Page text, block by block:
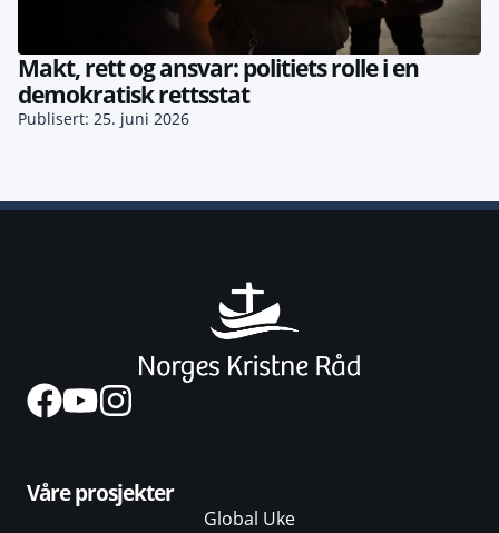
Makt, rett og ansvar: politiets rolle i en
demokratisk rettsstat
Publisert: 25. juni 2026
Våre prosjekter
Global Uke